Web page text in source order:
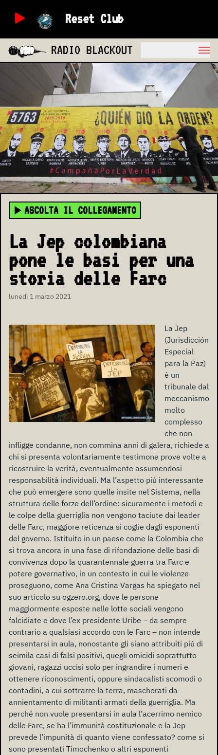
Reset Club
RADIO BLACKOUT
ASCOLTA IL COLLEGAMENTO
La Jep colombiana
pone le basi per una
storia delle Farc
lunedì 1 marzo 2021
La Jep
(Jurisdicción
Especial
para la Paz)
è un
tribunale dal
meccanismo
molto
complesso
che non
infligge condanne, non commina anni di galera, richiede a
chi si presenta volontariamente testimone prove volte a
ricostruire la verità, eventualmente assumendosi
responsabilità individuali. Ma l’aspetto più interessante
che può emergere sono quelle insite nel Sistema, nella
struttura delle forze dell’ordine: sicuramente i metodi e
le colpe della guerriglia non vengono taciute dai leader
delle Farc, maggiore reticenza si coglie dagli esponenti
del governo. Istituito in un paese come la Colombia che
si trova ancora in una fase di rifondazione delle basi di
convivenza dopo la quarantennale guerra tra Farc e
potere governativo, in un contesto in cui le violenze
proseguono, come Ana Cristina Vargas ha spiegato nel
suo articolo su ogzero.org, dove le persone
maggiormente esposte nelle lotte sociali vengono
falcidiate e dove l’ex presidente Uribe – da sempre
contrario a qualsiasi accordo con le Farc – non intende
presentarsi in aula, nonostante gli siano attribuiti più di
seimila casi di falsi positivi, quegli omicidi soprattutto
giovani, ragazzi uccisi solo per ingrandire i numeri e
ottenere riconoscimenti, oppure sindacalisti scomodi o
contadini, a cui sottrarre la terra, mascherati da
annientamento di militanti armati della guerriglia. Ma
perché non vuole presentarsi in aula l’acerrimo nemico
delle Farc, se ha l’immunità costituzionale e la Jep
prevede l’impunità di quanto viene confessato? come si
sono presentati Timochenko o altri esponenti